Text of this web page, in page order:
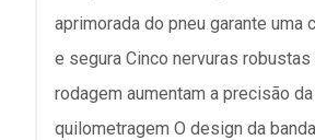
aprimorada do pneu garante uma
e segura Cinco nervuras robustas
rodagem aumentam a precisão
quilometragem O design da